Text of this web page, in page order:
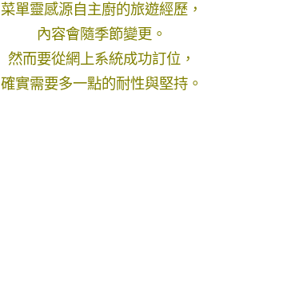
菜單靈感源自主廚的旅遊經歷，
內容會隨季節變更。
然而要從網上系統成功訂位，
確實需要多一點的耐性與堅持。